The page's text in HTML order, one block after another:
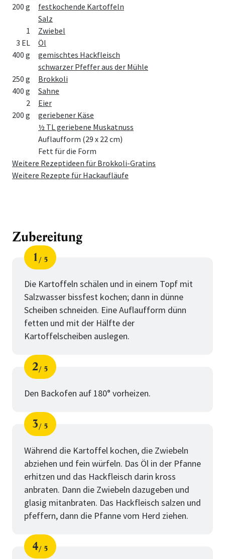
Menge
Zutat
200 g
festkochende Kartoffeln
Salz
1
Zwiebel
3 EL
Öl
400 g
gemischtes Hackfleisch
schwarzer Pfeffer aus der Mühle
250 g
Brokkoli
400 g
Sahne
2
Eier
200 g
geriebener Käse
½ TL geriebene Muskatnuss
Auflaufform (29 x 22 cm)
Fett für die Form
Weitere Rezeptideen für Brokkoli-Gratins
Weitere Rezepte für Hackaufläufe
Zubereitung
Schritt
1
von
5
Die Kartoffeln schälen und in einem Topf mit
Salzwasser bissfest kochen; dann in dünne
Scheiben schneiden. Eine Auflaufform dünn
fetten und mit der Hälfte der
Kartoffelscheiben auslegen.
Schritt
2
von
5
Den Backofen auf 180° vorheizen.
Schritt
3
von
5
Während die Kartoffel kochen, die Zwiebeln
abziehen und fein würfeln. Das Öl in der Pfanne
erhitzen und das Hackfleisch darin kross
anbraten. Dann die Zwiebeln dazugeben und
glasig mitanbraten. Das Hackfleisch salzen und
pfeffern, dann die Pfanne vom Herd ziehen.
4 5